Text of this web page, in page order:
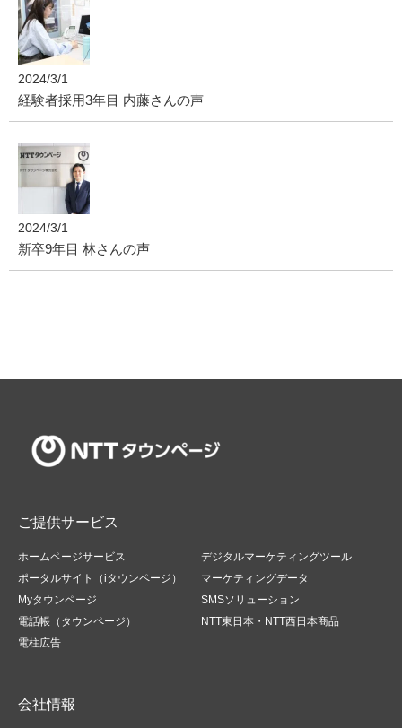
2024/3/1
経験者採用3年目 内藤さんの声
2024/3/1
新卒9年目 林さんの声
ご提供サービス
ホームページサービス
デジタルマーケティングツール
ポータルサイト（iタウンページ）
マーケティングデータ
Myタウンページ
SMSソリューション
電話帳（タウンページ）
NTT東日本・NTT西日本商品
電柱広告
会社情報